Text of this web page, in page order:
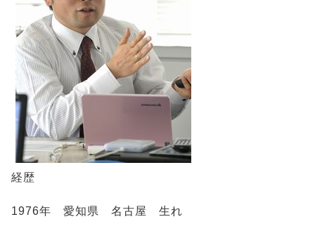
経歴
1976年 愛知県 名古屋 生れ